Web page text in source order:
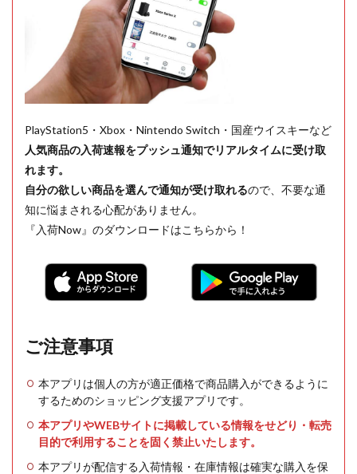
PlayStation5・Xbox・Nintendo Switch・国産ウイスキーなど
人気商品の入荷速報をプッシュ通知でリアルタイムに受け取
れます。
自分の欲しい商品を選んで通知が受け取れるので、不要な通
知に悩まされる心配がありません。
『入荷Now』のダウンロードはこちらから！
ご注意事項
本アプリは個人の方が適正価格で商品購入ができるように
するためのショッピング支援アプリです。
本アプリやWEBサイトに掲載している情報をせどり・転売
目的で利用することを固く禁止いたします。
本アプリが配信する入荷情報・在庫情報は確実な購入を保